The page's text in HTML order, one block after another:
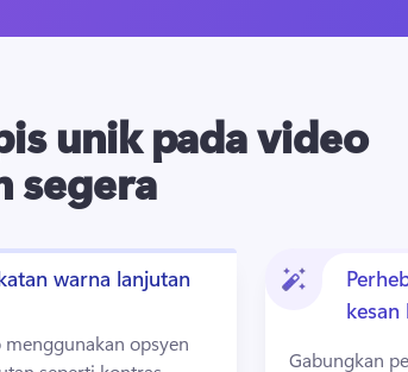
unik pada video
segera
warna lanjutan
opsyen
kesan
Gabungkan